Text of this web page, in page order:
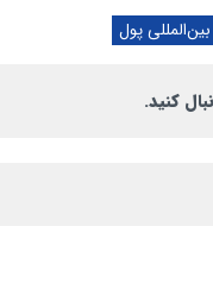
پول
کنید.